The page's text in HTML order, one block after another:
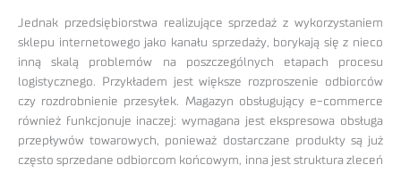
Jednak przedsiębiorstwa realizujące sprzedaż z wykorzystaniem
sklepu internetowego jako kanału sprzedaży, borykają się z nieco
inną skalą problemów na poszczególnych etapach procesu
logistycznego. Przykładem jest większe rozproszenie odbiorców
czy rozdrobnienie przesyłek. Magazyn obsługujący e-commerce
również funkcjonuje inaczej: wymagana jest ekspresowa obsługa
przepływów towarowych, ponieważ dostarczane produkty są już
często sprzedane odbiorcom końcowym, inna jest struktura zleceń